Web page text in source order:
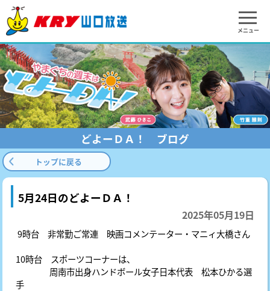
メニュー
どよーＤＡ！ ブログ
トップに戻る
5月24日のどよーＤＡ！
2025年05月19日
9時台 非常勤ご常連 映画コメンテーター・マニィ大橋さん
10時台 スポーツコーナーは、
周南市出身ハンドボール女子日本代表 松本ひかる選
手